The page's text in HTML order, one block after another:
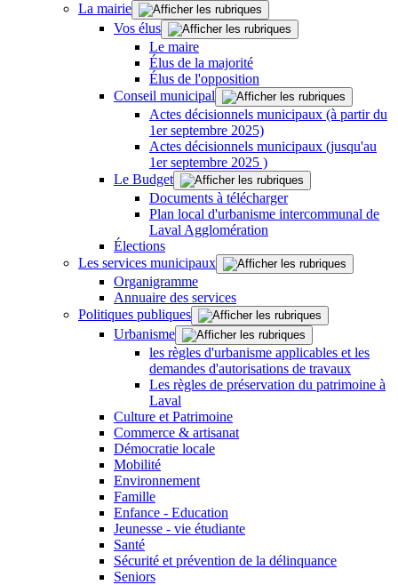
La mairie
Vos élus
Le maire
Élus de la majorité
Élus de l'opposition
Conseil municipal
Actes décisionnels municipaux (à partir du
1er septembre 2025)
Actes décisionnels municipaux (jusqu'au
1er septembre 2025 )
Le Budget
Documents à télécharger
Plan local d'urbanisme intercommunal de
Laval Agglomération
Élections
Les services municipaux
Organigramme
Annuaire des services
Politiques publiques
Urbanisme
les règles d'urbanisme applicables et les
demandes d'autorisations de travaux
Les règles de préservation du patrimoine à
Laval
Culture et Patrimoine
Commerce & artisanat
Démocratie locale
Mobilité
Environnement
Famille
Enfance - Education
Jeunesse - vie étudiante
Santé
Sécurité et prévention de la délinquance
Seniors